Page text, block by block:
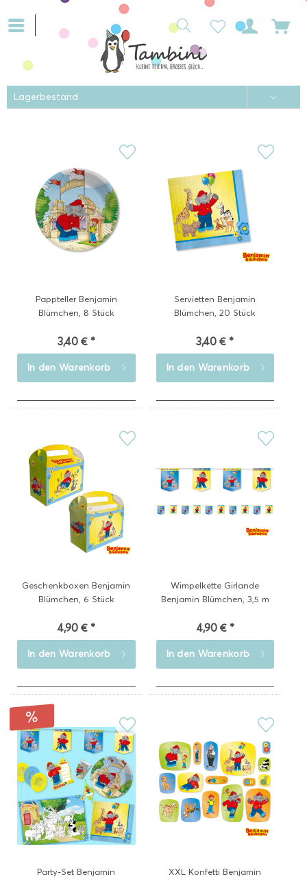
Pappteller Benjamin
Blümchen, 8 Stück
3,40 € *
In den Warenkorb
Servietten Benjamin
Blümchen, 20 Stück
3,40 € *
In den Warenkorb
Geschenkboxen Benjamin
Blümchen, 6 Stück
4,90 € *
In den Warenkorb
Wimpelkette Girlande
Benjamin Blümchen, 3,5 m
4,90 € *
In den Warenkorb
Party-Set Benjamin
XXL Konfetti Benjamin